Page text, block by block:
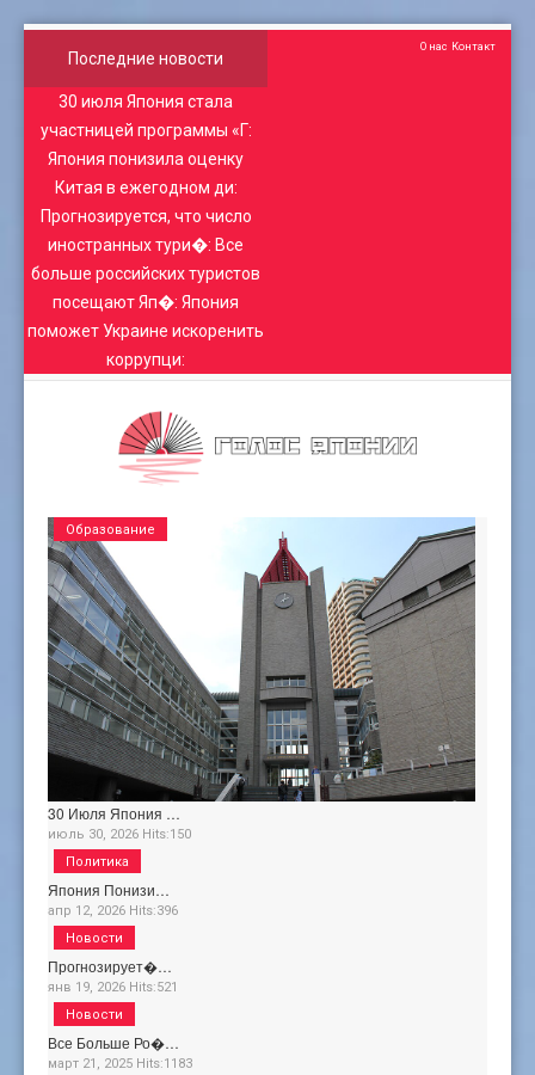
Последние новости
30 июля Япония стала
участницей программы «Г:
Япония понизила оценку
Китая в ежегодном ди:
Прогнозируется, что число
иностранных тури�: Все
больше российских туристов
посещают Яп�: Япония
поможет Украине искоренить
коррупци:
О нас Контакт
30 Июля Япония …
июль 30, 2026 Hits:150
Образование
Япония Понизи…
апр 12, 2026 Hits:396
Политика
Прогнозирует�…
янв 19, 2026 Hits:521
Новости
Все Больше Ро�…
март 21, 2025 Hits:1183
Новости